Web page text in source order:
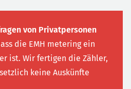
von Privatpersonen
die EMH metering ein
ist. Wir fertigen die Zähler,
keine Auskünfte